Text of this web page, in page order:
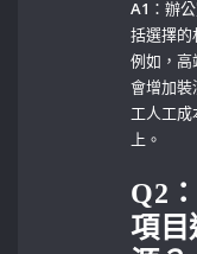
A1 ：辦
括選擇的
例如，
會增加
工人工
上。
Q2
項目